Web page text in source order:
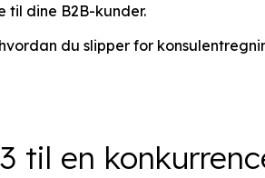
til dine B2B-kunder.
du slipper for
til en